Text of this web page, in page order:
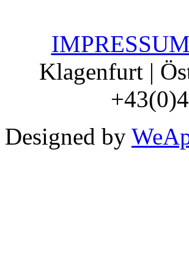
IMPRESSUM
Klagenfurt |
Designed by